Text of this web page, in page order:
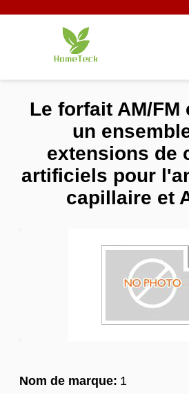
Nom de marque: 1
Le forfait AM/FM
un
extensions de
artificiels pour
capillaire et